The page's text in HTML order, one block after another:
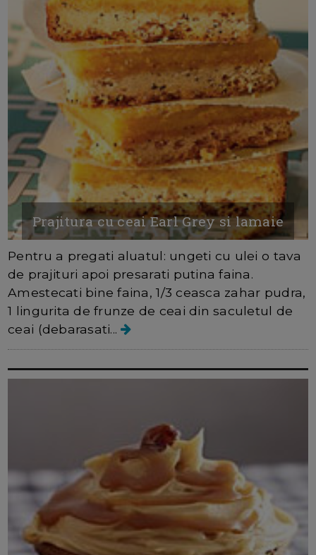
Prajitura cu ceai Earl Grey si lamaie
Pentru a pregati aluatul: ungeti cu ulei o tava
de prajituri apoi presarati putina faina.
Amestecati bine faina, 1/3 ceasca zahar pudra,
1 lingurita de frunze de ceai din saculetul de
ceai (debarasati...